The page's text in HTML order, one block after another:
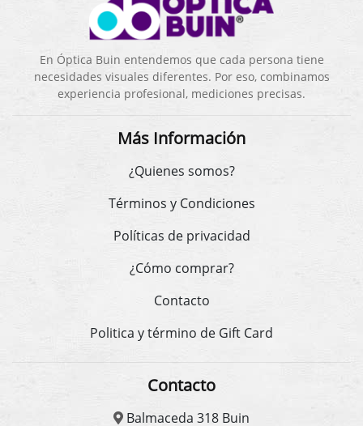
En Óptica Buin entendemos que cada persona tiene
necesidades visuales diferentes. Por eso, combinamos
experiencia profesional, mediciones precisas.
Más Información
¿Quienes somos?
Términos y Condiciones
Políticas de privacidad
¿Cómo comprar?
Contacto
Politica y término de Gift Card
Contacto
Balmaceda 318 Buin